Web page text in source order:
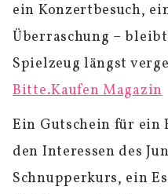
ein Konzertbesuch,
Überraschung –
Spielzeug längst
Bitte.Kaufen Magazin
Ein Gutschein für ein
den Interessen des
Schnupperkurs, ein